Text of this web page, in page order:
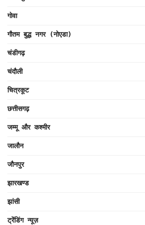
गोवा
गौतम बुद्ध नगर (नोएडा)
चंडीगढ़
चंदौली
चित्रकूट
छत्तीसगढ़
जम्मू और कश्मीर
जालौन
जौनपुर
झारखण्ड
झांसी
ट्रेंडिंग न्यूज़